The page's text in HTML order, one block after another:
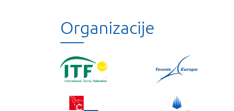
Organizacije